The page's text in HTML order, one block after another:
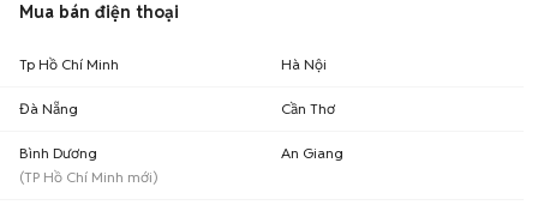
Mua bán điện thoại
Tp Hồ Chí Minh Hà Nội
Đà Nẵng Cần Thơ
Bình Dương
(TP Hồ Chí Minh mới)
An Giang